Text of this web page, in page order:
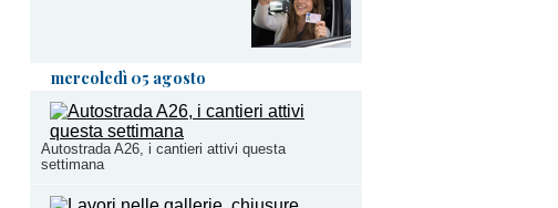
mercoledì 05 agosto
Autostrada A26, i cantieri attivi questa
settimana